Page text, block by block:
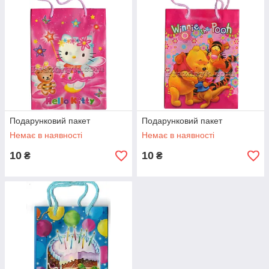
Подарунковий пакет
Немає в наявності
10 ₴
Подарунковий пакет
Немає в наявності
10 ₴